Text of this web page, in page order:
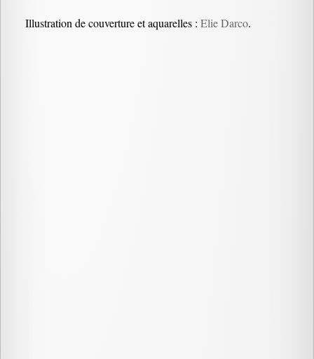
Illustration de couverture et aquarelles : Elie Darco.